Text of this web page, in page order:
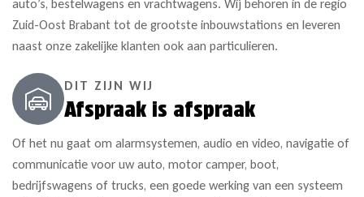
auto’s, bestelwagens en vrachtwagens. Wij behoren in de regio
Zuid-Oost Brabant tot de grootste inbouwstations en leveren
naast onze zakelijke klanten ook aan particulieren.
DIT ZIJN WIJ
Afspraak is afspraak​
Of het nu gaat om alarmsystemen, audio en video, navigatie of
communicatie voor uw auto, motor camper, boot,
bedrijfswagens of trucks, een goede werking van een systeem